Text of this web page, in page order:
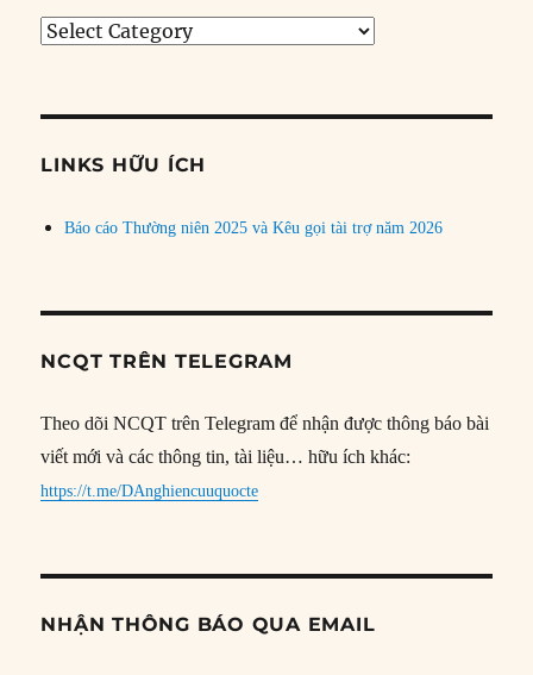
Tìm
đề
LINKS HỮU ÍCH
Báo cáo Thường niên 2025 và Kêu gọi tài trợ năm 2026
NCQT TRÊN TELEGRAM
Theo dõi NCQT trên Telegram để nhận được thông báo bài
viết mới và các thông tin, tài liệu… hữu ích khác:
https://t.me/DAnghiencuuquocte
NHẬN THÔNG BÁO QUA EMAIL